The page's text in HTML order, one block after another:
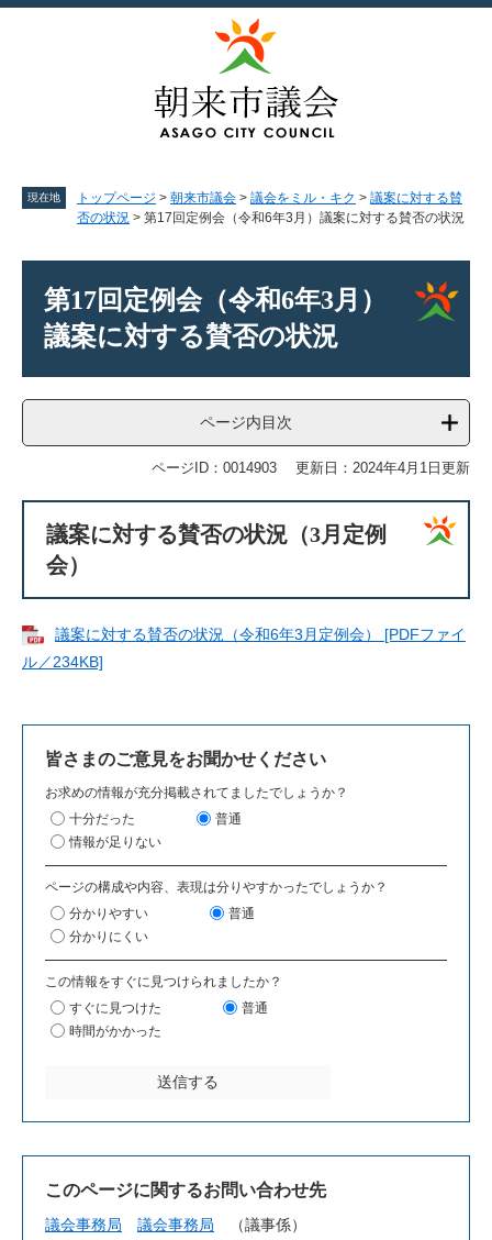
ペ
メ
現在地 トップページ > 朝来市議会 > 議会をミル・キク > 議案に対する賛
否の状況 > 第17回定例会（令和6年3月）議案に対する賛否の状況
第17回定例会（令和6年3月）
議案に対する賛否の状況
ページ内目次
ページID：0014903 更新日：2024年4月1日更新
議案に対する賛否の状況（3月定例
会）
議案に対する賛否の状況（令和6年3月定例会） [PDFファイ
ル／234KB]
皆さまのご意見をお聞かせください
お求めの情報が充分掲載されてましたでしょうか？
十分だった
普通
情報が足りない
ページの構成や内容、表現は分りやすかったでしょうか？
分かりやすい
普通
分かりにくい
この情報をすぐに見つけられましたか？
すぐに見つけた
普通
時間がかかった
このページに関するお問い合わせ先
議会事務局 議会事務局
議事係